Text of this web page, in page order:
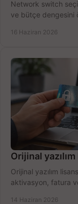
Network switch
ve bütçe dengesini
16 Haziran 2026
Orijinal
Orijinal yazılım
aktivasyon, fatura
14 Haziran 2026